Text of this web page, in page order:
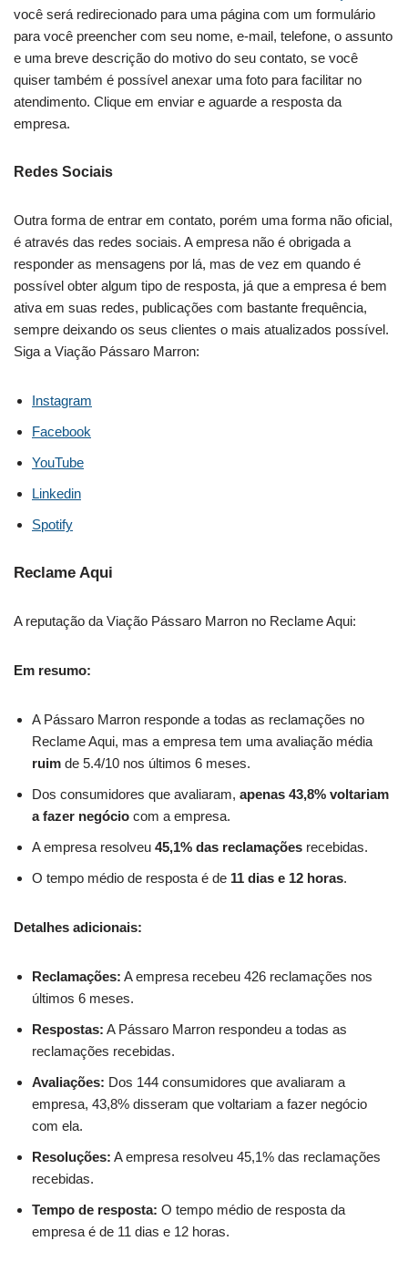
você será redirecionado para uma página com um formulário
para você preencher com seu nome, e-mail, telefone, o assunto
e uma breve descrição do motivo do seu contato, se você
quiser também é possível anexar uma foto para facilitar no
atendimento. Clique em enviar e aguarde a resposta da
empresa.
Redes Sociais
Outra forma de entrar em contato, porém uma forma não oficial,
é através das redes sociais. A empresa não é obrigada a
responder as mensagens por lá, mas de vez em quando é
possível obter algum tipo de resposta, já que a empresa é bem
ativa em suas redes, publicações com bastante frequência,
sempre deixando os seus clientes o mais atualizados possível.
Siga a Viação Pássaro Marron:
Instagram
Facebook
YouTube
Linkedin
Spotify
Reclame Aqui
A reputação da Viação Pássaro Marron no Reclame Aqui:
Em resumo:
A Pássaro Marron responde a todas as reclamações no
Reclame Aqui, mas a empresa tem uma avaliação média
ruim de 5.4/10 nos últimos 6 meses.
Dos consumidores que avaliaram, apenas 43,8% voltariam
a fazer negócio com a empresa.
A empresa resolveu 45,1% das reclamações recebidas.
O tempo médio de resposta é de 11 dias e 12 horas.
Detalhes adicionais:
Reclamações: A empresa recebeu 426 reclamações nos
últimos 6 meses.
Respostas: A Pássaro Marron respondeu a todas as
reclamações recebidas.
Avaliações: Dos 144 consumidores que avaliaram a
empresa, 43,8% disseram que voltariam a fazer negócio
com ela.
Resoluções: A empresa resolveu 45,1% das reclamações
recebidas.
Tempo de resposta: O tempo médio de resposta da
empresa é de 11 dias e 12 horas.